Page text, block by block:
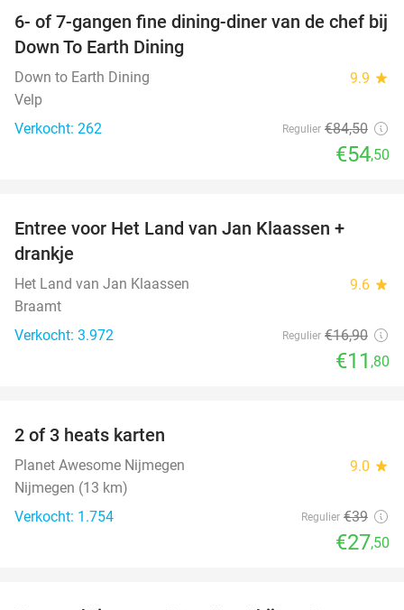
36%
6- of 7-gangen fine dining-diner van de chef bij
Down To Earth Dining
Down to Earth Dining 9.9 star
Velp
Verkocht: 262
Regulier €84,50
€54,50
Entree voor Het Land van Jan Klaassen +
drankje
Het Land van Jan Klaassen 9.6 star
Braamt
Verkocht: 3.972
Regulier €16,90
€11 ,80
2 of 3 heats karten
Planet Awesome Nijmegen 9.0 star
Nijmegen (13 km)
Verkocht: 1.754
Regulier €39
€27,50